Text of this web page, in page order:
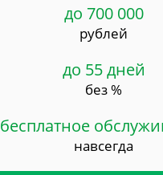
до 700 000
рублей
до 55 дней
без %
бесплатное
навсегда